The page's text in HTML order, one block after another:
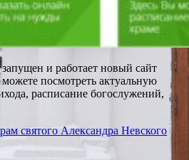
и работает новый сайт
посмотреть актуальную
расписание богослужений,
святого Александра Невского